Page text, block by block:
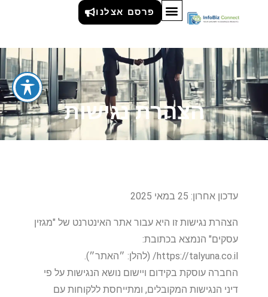
פרסם אצלנו
הצהרת נגישות
עדכון אחרון: 25 במאי 2025
הצהרת נגישות זו היא עבור אתר האינטרנט של "מגזין
עסקים" הנמצא בכתובת:
https://talyuna.co.il/ (להלן: ״האתר״).
החברה עוסקת בקידום ויישום נושא הנגישות על פי
דיני הנגישות המקובלים, ומתייחסת ללקוחות עם